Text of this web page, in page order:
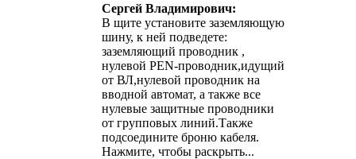
Сергей Владимирович:
В щите установите заземляющую
шину, к ней подведете:
заземляющий проводник ,
нулевой PEN-проводник,идущий
от ВЛ,нулевой проводник на
вводной автомат, а также все
нулевые защитные проводники
от групповых линий.Также
подсоедините броню кабеля.
Нажмите, чтобы раскрыть...